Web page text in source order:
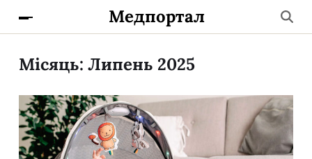
Медпортал
Місяць: Липень 2025